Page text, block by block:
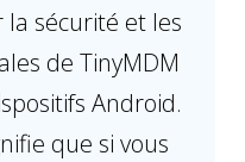
la sécurité et les
de TinyMDM
Android.
que si vous